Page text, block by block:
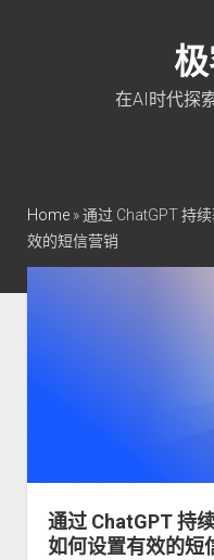
在AI时代探
twitter
Home»通过 ChatGPT 持
效的短信营销
通过 ChatGPT 持
如何设置有效的短